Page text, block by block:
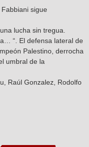
sigue
lucha sin tregua.
“. El defensa lateral de
Palestino, derrocha
umbral de la
Raúl Gonzalez, Rodolfo